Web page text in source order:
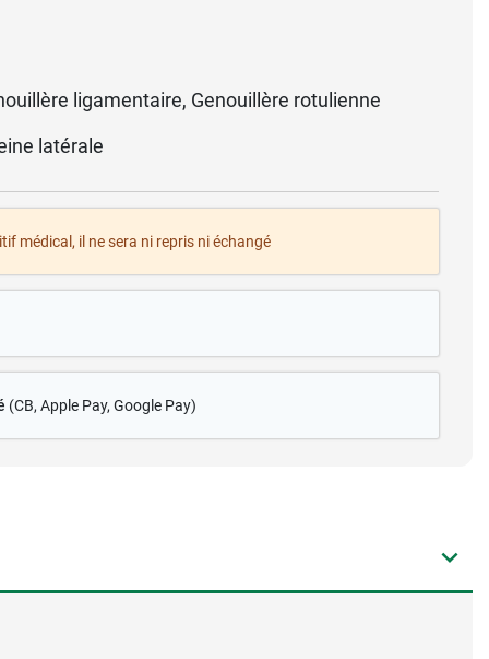
ligamentaire, Genouillère rotulienne
latérale
médical, il ne sera ni repris ni échangé
(CB, Apple Pay, Google Pay)